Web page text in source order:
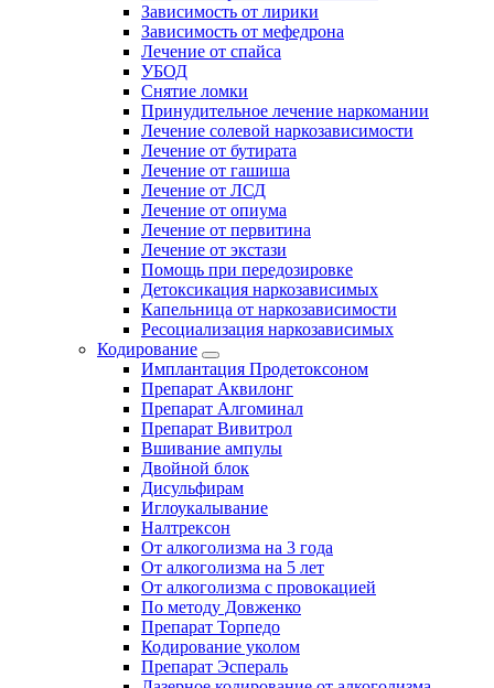
Зависимость от лирики
Зависимость от мефедрона
Лечение от спайса
УБОД
Снятие ломки
Принудительное лечение наркомании
Лечение солевой наркозависимости
Лечение от бутирата
Лечение от гашиша
Лечение от ЛСД
Лечение от опиума
Лечение от первитина
Лечение от экстази
Помощь при передозировке
Детоксикация наркозависимых
Капельница от наркозависимости
Ресоциализация наркозависимых
Кодирование
Имплантация Продетоксоном
Препарат Аквилонг
Препарат Алгоминал
Препарат Вивитрол
Вшивание ампулы
Двойной блок
Дисульфирам
Иглоукалывание
Налтрексон
От алкоголизма на 3 года
От алкоголизма на 5 лет
От алкоголизма с провокацией
По методу Довженко
Препарат Торпедо
Кодирование уколом
Препарат Эспераль